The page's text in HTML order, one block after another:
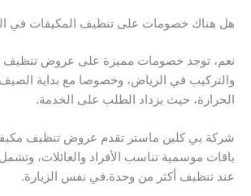
هل هناك خصومات على تنظيف المكيفات في
نعم، توجد خصومات مميزة على عروض تنظيف
والتركيب في الرياض، وخصوصا مع بداية
الحرارة، حيث يزداد الطلب على الخدمة.
شركة بي كلين ماستر تقدم عروض تنظيف
باقات موسمية تناسب الأفراد والعائلات،
عند تنظيف أكثر من وحدة.في نفس الزيارة.